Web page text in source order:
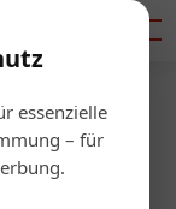
essenzielle
– für
Hotel